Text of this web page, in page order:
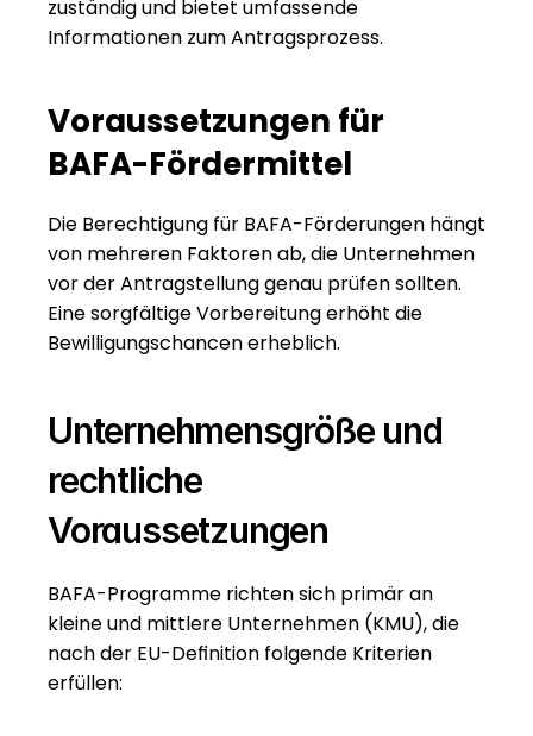
zuständig und bietet umfassende
Informationen zum Antragsprozess.
Voraussetzungen für
BAFA-Fördermittel
Die Berechtigung für BAFA-Förderungen hängt
von mehreren Faktoren ab, die Unternehmen
vor der Antragstellung genau prüfen sollten.
Eine sorgfältige Vorbereitung erhöht die
Bewilligungschancen erheblich.
Unternehmensgröße und
rechtliche
Voraussetzungen
BAFA-Programme richten sich primär an
kleine und mittlere Unternehmen (KMU), die
nach der EU-Definition folgende Kriterien
erfüllen: